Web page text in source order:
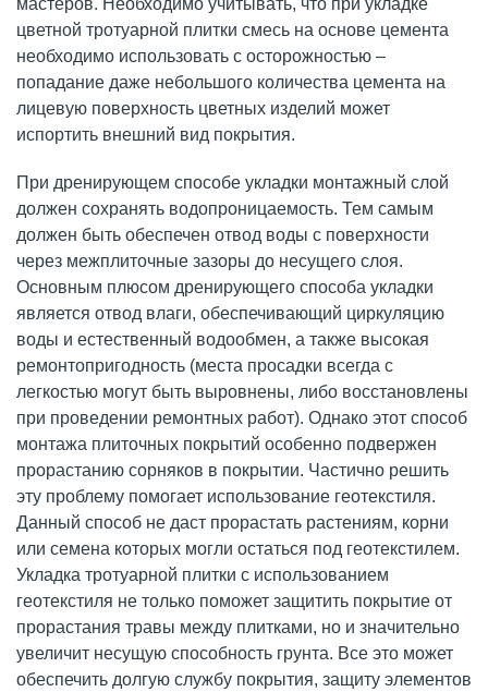
мастеров. Необходимо учитывать, что при укладке
цветной тротуарной плитки смесь на основе цемента
необходимо использовать с осторожностью –
попадание даже небольшого количества цемента на
лицевую поверхность цветных изделий может
испортить внешний вид покрытия.
При дренирующем способе укладки монтажный слой
должен сохранять водопроницаемость. Тем самым
должен быть обеспечен отвод воды с поверхности
через межплиточные зазоры до несущего слоя.
Основным плюсом дренирующего способа укладки
является отвод влаги, обеспечивающий циркуляцию
воды и естественный водообмен, а также высокая
ремонтопригодность (места просадки всегда с
легкостью могут быть выровнены, либо восстановлены
при проведении ремонтных работ). Однако этот способ
монтажа плиточных покрытий особенно подвержен
прорастанию сорняков в покрытии. Частично решить
эту проблему помогает использование геотекстиля.
Данный способ не даст прорастать растениям, корни
или семена которых могли остаться под геотекстилем.
Укладка тротуарной плитки с использованием
геотекстиля не только поможет защитить покрытие от
прорастания травы между плитками, но и значительно
увеличит несущую способность грунта. Все это может
обеспечить долгую службу покрытия, защиту элементов